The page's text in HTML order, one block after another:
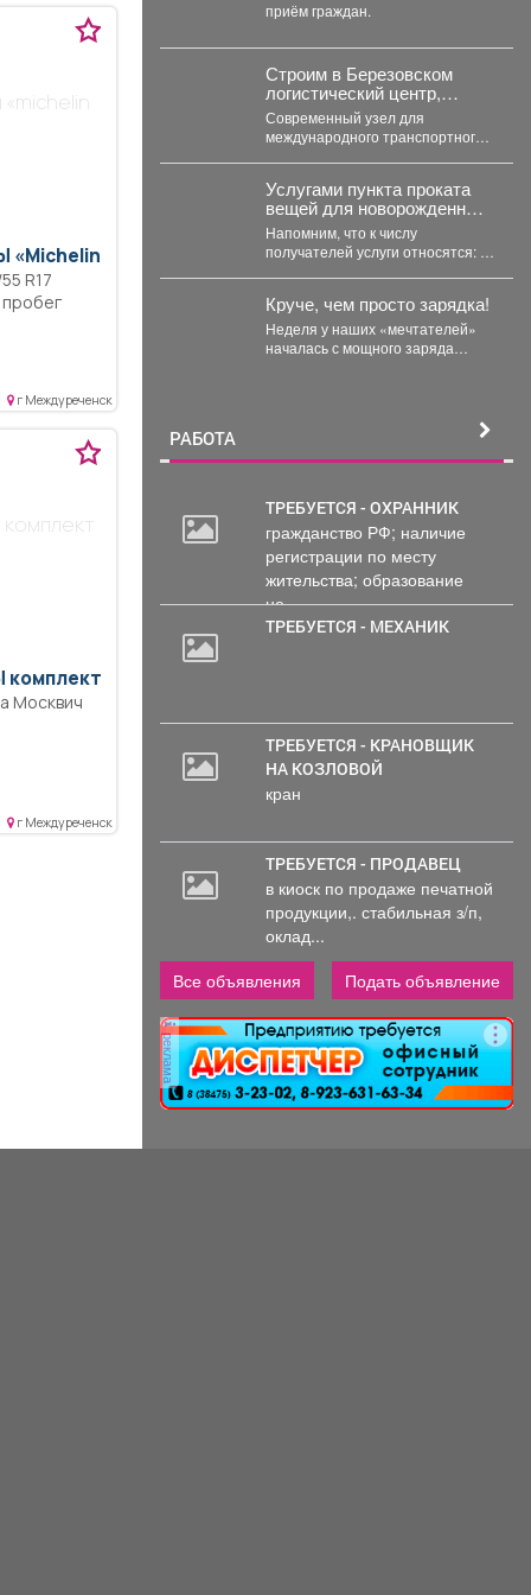
«Michelin
R17
г Междуреченск
комплект
Москвич
г Междуреченск
проводить выездные
встречи.
приём граждан.
Строим в Березовском
логистический центр,
который откроет
кратчайший путь к рынкам
Ирана и Индии.
Современный узел для
международного транспортного
значительная...
Услугами пункта проката
вещей для новорожденных
теперь могут
воспользоваться молодые
родители в возрасте до 35
лет включительно.
Напомним, что к числу
получателей услуги относятся: 🔹
Круче, чем просто зарядка!
Неделя у наших «мечтателей»
началась с мощного заряда
РАБОТА
ТРЕБУЕТСЯ - ОХРАННИК
гражданство РФ; наличие
регистрации по месту
жительства; образование
не...
ТРЕБУЕТСЯ - МЕХАНИК
ТРЕБУЕТСЯ - КРАНОВЩИК
НА КОЗЛОВОЙ
кран
ТРЕБУЕТСЯ - ПРОДАВЕЦ
в киоск по продаже печатной
продукции,. стабильная з/п,
оклад...
Все объявления
Подать объявление
реклама